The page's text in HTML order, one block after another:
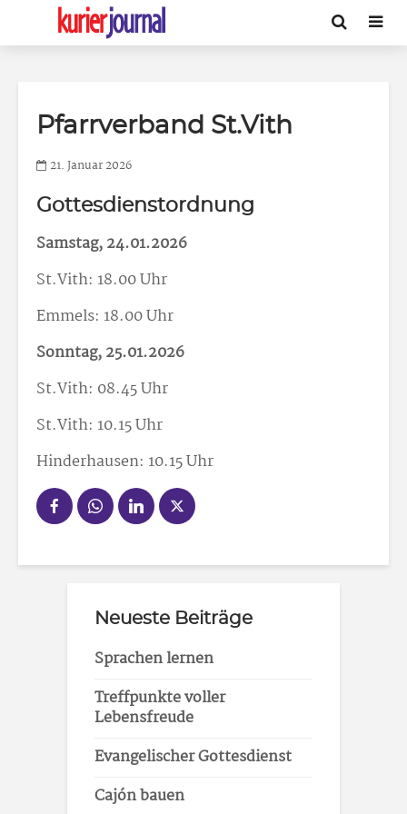
Pfarrverband St.Vith
21. Januar 2026
Gottesdienstordnung
Samstag, 24.01.2026
St.Vith: 18.00 Uhr
Emmels: 18.00 Uhr
Sonntag, 25.01.2026
St.Vith: 08.45 Uhr
St.Vith: 10.15 Uhr
Hinderhausen: 10.15 Uhr
Neueste Beiträge
Sprachen lernen
Treffpunkte voller
Lebensfreude
Evangelischer Gottesdienst
Cajón bauen